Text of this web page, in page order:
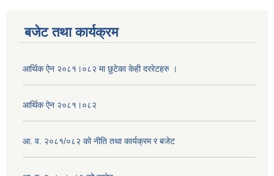
बजेट तथा कार्यक्रम
आर्थिक ऐन २०८१।०८२ मा छुटेका केही दररेटहरु ।
आर्थिक ऐन २०८१।०८२
आ. व. २०८१/०८२ को नीति तथा कार्यक्रम र बजेट